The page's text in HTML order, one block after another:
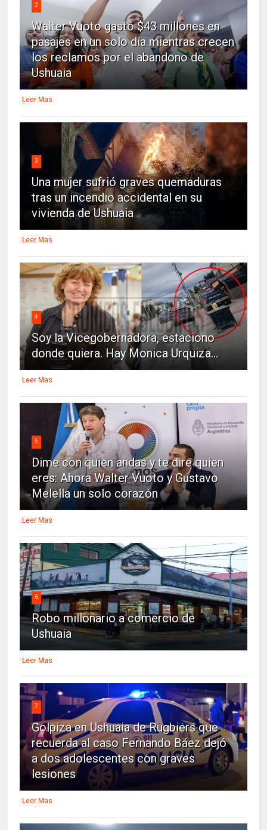
2
Walter Vuoto gastó $43 millones en
pasajes en un solo día mientras crecen
los reclamos por el abandono de
Ushuaia
Leer Mas
3
Una mujer sufrió graves quemaduras
tras un incendio accidental en su
vivienda de Ushuaia
Leer Mas
4
Soy la Vicegobernadora, estaciono
donde quiera. Hay Monica Urquiza...
Leer Mas
5
Dime con quien andas y te dire quien
eres: Ahora Walter Vuoto y Gustavo
Melella un solo corazón
Leer Mas
6
Robo millonario a comercio de
Ushuaia
Leer Mas
7
Golpiza en Ushuaia de Rugbiers que
recuerda al caso Fernando Báez dejó
a dos adolescentes con graves
lesiones
Leer Mas